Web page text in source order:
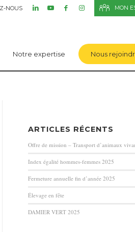
NOUS MON
Notre expertise Nous
ARTICLES RÉCENTS
Offre de mission – Transport d’animaux
Index égalité hommes-femmes 2025
Fermeture annuelle fin d’année 2025
Élevage en fête
DAMIER VERT 2025